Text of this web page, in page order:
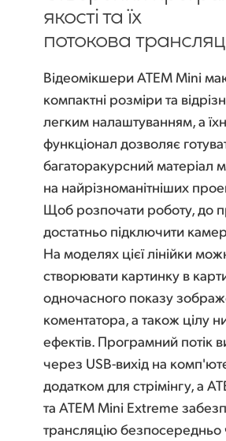
Керування камерами
Характеристики
Finland
France
Germany
India
Italy
Japan
Korea
Mexico
Malaysia
Netherlands
New Zealand
якості та їх
потокова
Відеомікшери ATEM Mini
компактні розміри та
легким налаштуванням, а
функціонал дозволяє
багаторакурсний матеріал
на найрізноманітніших
Щоб розпочати роботу, до
достатньо підключити
На моделях цієї лінійки
створювати картинку в
одночасного показу
коментатора, а також цілу
ефектів. Програмний потік
через USB-вихід на
додатком для стрімінгу, а
та ATEM Mini Extreme
трансляцію безпосередньо